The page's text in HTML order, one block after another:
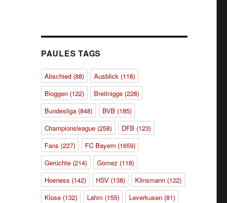
PAULES TAGS
Abschied(88) Ausblick(118)
Bloggen(122) Breitnigge(228)
Bundesliga(848) BVB (185)
Championsleague(258) DFB (123)
Fans (227) FC Bayern(1659)
Gerüchte(214) Gomez (118)
Hoeness (142) HSV(138) Klinsmann(122)
Klose(132) Lahm (155) Leverkusen(81)